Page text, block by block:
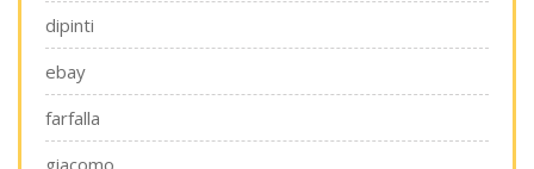
dipinti
ebay
farfalla
giacomo